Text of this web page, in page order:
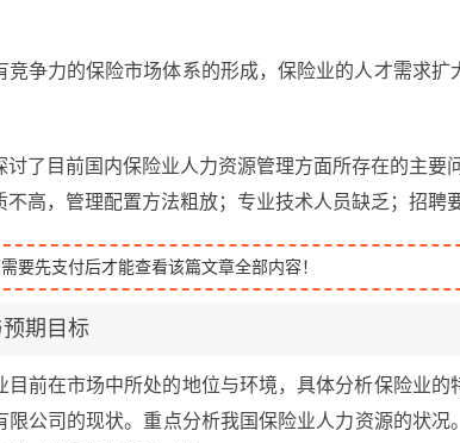
竞争力的保险市场体系的形成，保险业的人才需求
讨了目前国内保险业人力资源管理方面所存在的主要
高，管理配置方法粗放；专业技术人员缺乏；招聘
要先支付后才能查看该篇文章全部内容！
期目标
目前在市场中所处的地位与环境，具体分析保险业
限公司的现状。重点分析我国保险业人力资源的状